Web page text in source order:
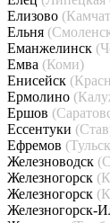
Елизово
Ельня
Еманжелинск
Емва (Коми)
Енисейск
Ермолино
Ершов
Ессентуки
Ефремов
Железноводск
Железногорск
Железногорск
Железногорск-